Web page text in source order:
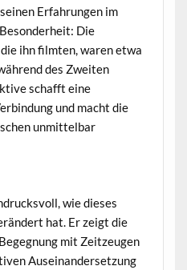
Erfahrungen im
Die
ihn filmten, waren etwa
des Zweiten
schafft eine
und macht die
unmittelbar
wie dieses
hat. Er zeigt die
mit Zeitzeugen
Auseinandersetzung